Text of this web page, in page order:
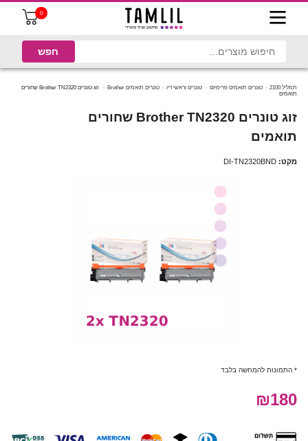
0
תמליל 2100 טונרים תואמים פרימיום טונרים וראשי דיו טונרים תואמים Brother
זוג טונרים Brother TN2320 שחורים
תואמים
זוג טונרים Brother TN2320 שחורים
תואמים
מקט: DI-TN2320BND
* התמונות להמחשה בלבד
₪180